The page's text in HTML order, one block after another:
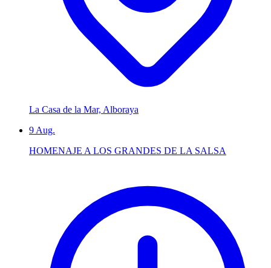
La Casa de la Mar, Alboraya
9 Aug.
HOMENAJE A LOS GRANDES DE LA SALSA